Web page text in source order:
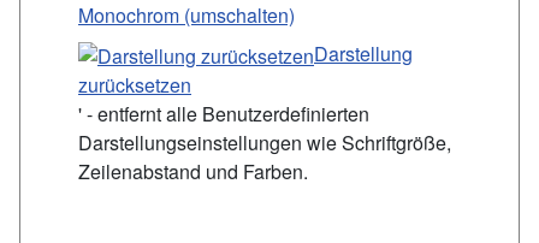
Monochrom (umschalten)
Darstellung
zurücksetzen
' - entfernt alle Benutzerdefinierten
Darstellungseinstellungen wie Schriftgröße,
Zeilenabstand und Farben.